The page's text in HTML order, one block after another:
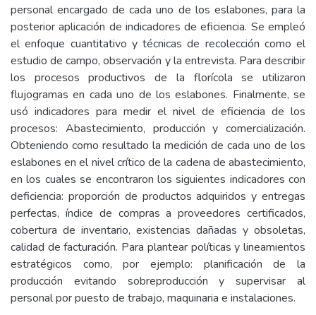
personal encargado de cada uno de los eslabones, para la
posterior aplicación de indicadores de eficiencia. Se empleó
el enfoque cuantitativo y técnicas de recolección como el
estudio de campo, observación y la entrevista. Para describir
los procesos productivos de la florícola se utilizaron
flujogramas en cada uno de los eslabones. Finalmente, se
usó indicadores para medir el nivel de eficiencia de los
procesos: Abastecimiento, producción y comercialización.
Obteniendo como resultado la medición de cada uno de los
eslabones en el nivel crítico de la cadena de abastecimiento,
en los cuales se encontraron los siguientes indicadores con
deficiencia: proporción de productos adquiridos y entregas
perfectas, índice de compras a proveedores certificados,
cobertura de inventario, existencias dañadas y obsoletas,
calidad de facturación. Para plantear políticas y lineamientos
estratégicos como, por ejemplo: planificación de la
producción evitando sobreproducción y supervisar al
personal por puesto de trabajo, maquinaria e instalaciones.